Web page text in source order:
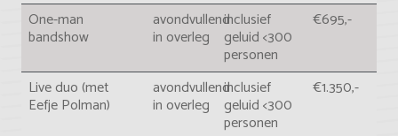
One-man
bandshow
avondvullend
in overleg
inclusief
geluid <300
personen
€695,-
Live duo (met
Eefje Polman)
avondvullend
in overleg
inclusief
geluid <300
personen
€1.350,-